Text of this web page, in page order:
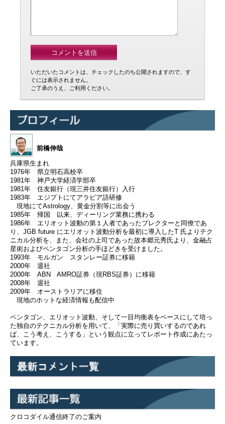
いただいたコメントは、チェックしたのち公開されますので、す
ぐには表示されません。
ご了承のうえ、ご利用ください。
前橋伸哉
兵庫県生まれ
1976年 県立明石高校卒
1981年 神戸大学経済学部卒
1981年 住友銀行（現三井住友銀行）入行
1983年 エジプトにてアラビア語研修
現地にてAstrology、黄金分割等に出会う
1985年 帰国 以来、ディーリング業務に携わる
1986年 エリオット波動の第１人者であったプレクターと同僚であ
り、JGB future にエリオット波動分析を最初に導入したT 氏よりテク
ニカル分析を、また、会社の上司であった故本郷元秀氏より、金融占
星術およびペンタゴン分析の手ほどきを受けました。
1993年 モルガン スタンレー証券に移籍
2000年 退社
2000年 ABN AMRO証券（現RBS証券）に移籍
2008年 退社
2009年 オーストラリアに移住
現地のホットな経済情報も配信中
ペンタゴン、エリオット波動、そして一目均衡表をベースにして培っ
た独自のテクニカル分析を用いて、「実際に売り買いするのであれ
ば、こう考え、こうする」という観点に立ってレポート作成にあたっ
ています。
クロコダイル通信終了のご案内